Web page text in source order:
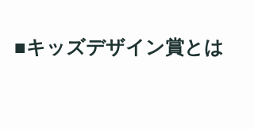
■キッズデザイン賞とは